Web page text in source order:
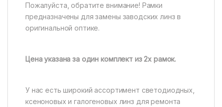
Пожалуйста, обратите внимание! Рамки
предназначены для замены заводских линз в
оригинальной оптике.
Цена указана за один комплект из 2х рамок.
У нас есть широкий ассортимент светодиодных,
ксеноновых и галогеновых линз для ремонта